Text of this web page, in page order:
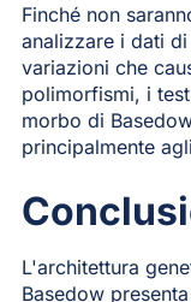
Finché non
analizzare i dati
variazioni che
polimorfismi, i
morbo di
principalmente
L'architettura
Basedow